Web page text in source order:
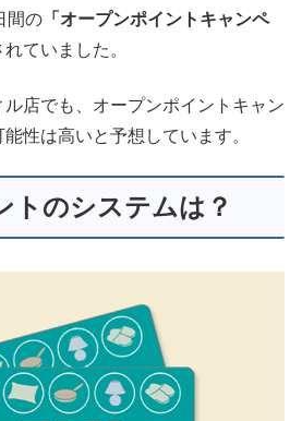
間の 「オープンポイントキャンペ
ていました。
店でも、オープンポイントキャン
性は高いと予想しています。
トのシステムは？